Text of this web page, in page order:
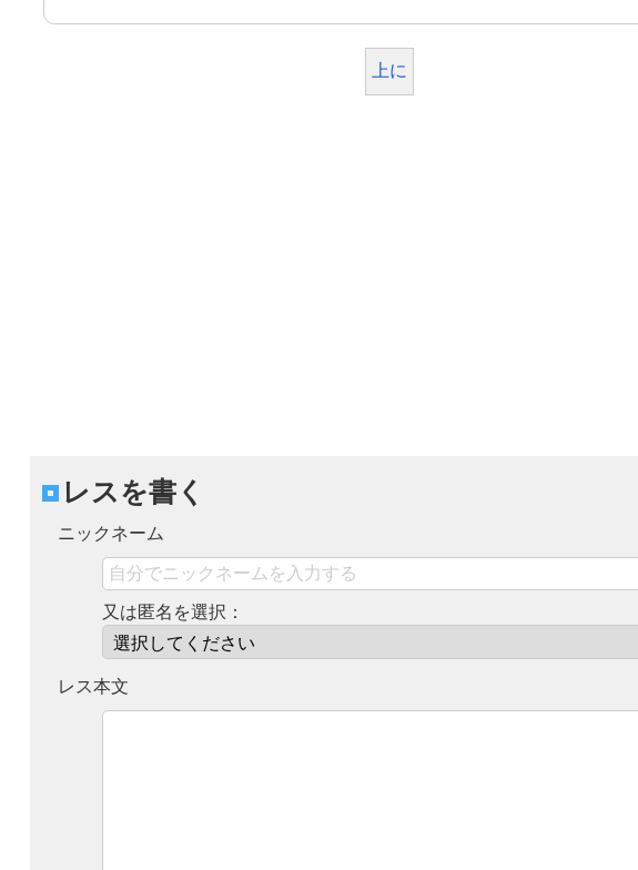
上に
レスを書く
ニックネーム
又は匿名を選択：
レス本文